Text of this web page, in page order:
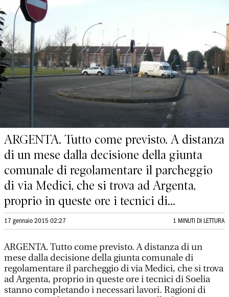
ARGENTA. Tutto come previsto. A distanza
di un mese dalla decisione della giunta
comunale di regolamentare il parcheggio
di via Medici, che si trova ad Argenta,
proprio in queste ore i tecnici di...
17 gennaio 2015 02:27 1 MINUTI DI LETTURA
ARGENTA. Tutto come previsto. A distanza di un
mese dalla decisione della giunta comunale di
regolamentare il parcheggio di via Medici, che si trova
ad Argenta, proprio in queste ore i tecnici di Soelia
stanno completando i necessari lavori. Ragioni di